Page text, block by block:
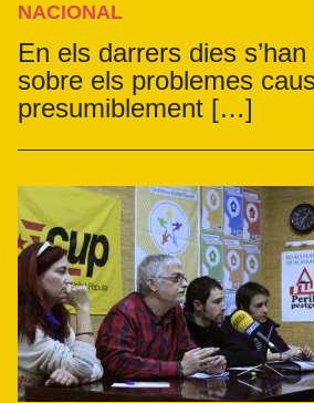
NACIONAL
En els darrers dies
sobre els problemes
presumiblement […]